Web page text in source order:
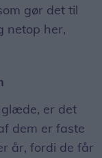
gør det til
netop her,
er det
dem er faste
år, fordi de får